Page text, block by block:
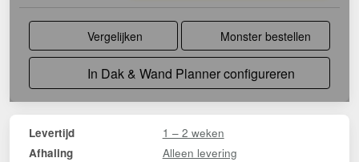
Vergelijken Monster bestellen
In Dak & Wand Planner configureren
Levertijd 1 – 2 weken
Afhaling Alleen levering